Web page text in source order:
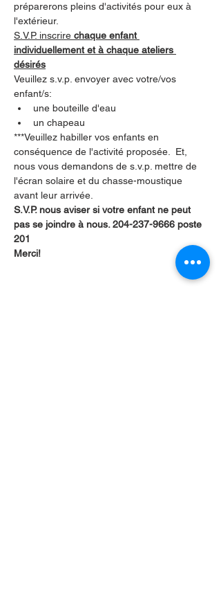
préparerons pleins d'activités pour eux à
l'extérieur.
S.V.P. inscrire chaque enfant
individuellement et à chaque ateliers
désirés
Veuillez s.v.p. envoyer avec votre/vos
enfant/s:
une bouteille d'eau
un chapeau
***Veuillez habiller vos enfants en
conséquence de l'activité proposée.  Et,
nous vous demandons de s.v.p. mettre de
l'écran solaire et du chasse-moustique
avant leur arrivée.
S.V.P. nous aviser si votre enfant ne peut
pas se joindre à nous. 204-237-9666 poste
201
Merci!